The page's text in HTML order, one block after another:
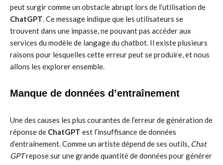
peut surgir comme un obstacle abrupt lors de l’utilisation de
ChatGPT. Ce message indique que les utilisateurs se
trouvent dans une impasse, ne pouvant pas accéder aux
services du modèle de langage du chatbot. Il existe plusieurs
raisons pour lesquelles cette erreur peut se produire, et nous
allons les explorer ensemble.
Manque de données d’entraînement
Une des causes les plus courantes de l’erreur de génération de
réponse de ChatGPT est l’insuffisance de données
d’entraînement. Comme un artiste dépend de ses outils, Chat
GPTrepose sur une grande quantité de données pour générer